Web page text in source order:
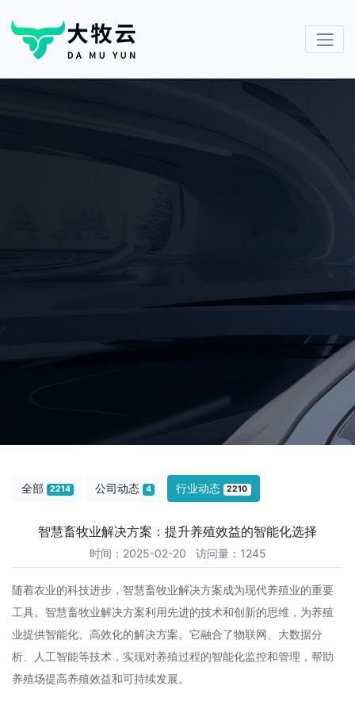
全部 2214 公司动态 4 行业动态 2210
智慧畜牧业解决方案：提升养殖效益的智能化选择
时间：2025-02-20 访问量：1245
随着农业的科技进步，智慧畜牧业解决方案成为现代养殖业的重要
工具。智慧畜牧业解决方案利用先进的技术和创新的思维，为养殖
业提供智能化、高效化的解决方案。它融合了物联网、大数据分
析、人工智能等技术，实现对养殖过程的智能化监控和管理，帮助
养殖场提高养殖效益和可持续发展。